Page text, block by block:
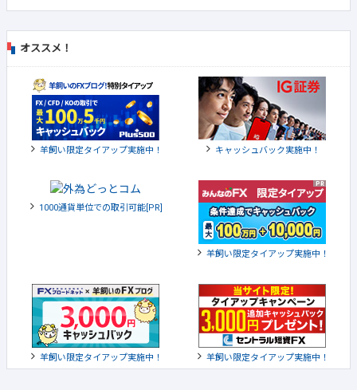
オススメ！
羊飼い限定タイアップ実施中！ キャッシュバック実施中！
1000通貨単位での取引可能[PR]
羊飼い限定タイアップ実施中！
羊飼い限定タイアップ実施中！ 羊飼い限定タイアップ実施中！